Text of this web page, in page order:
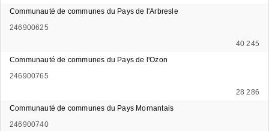
Communauté de communes du Pays de l'Arbresle
246900625
40 245
Communauté de communes du Pays de l'Ozon
246900765
28 286
Communauté de communes du Pays Mornantais
246900740